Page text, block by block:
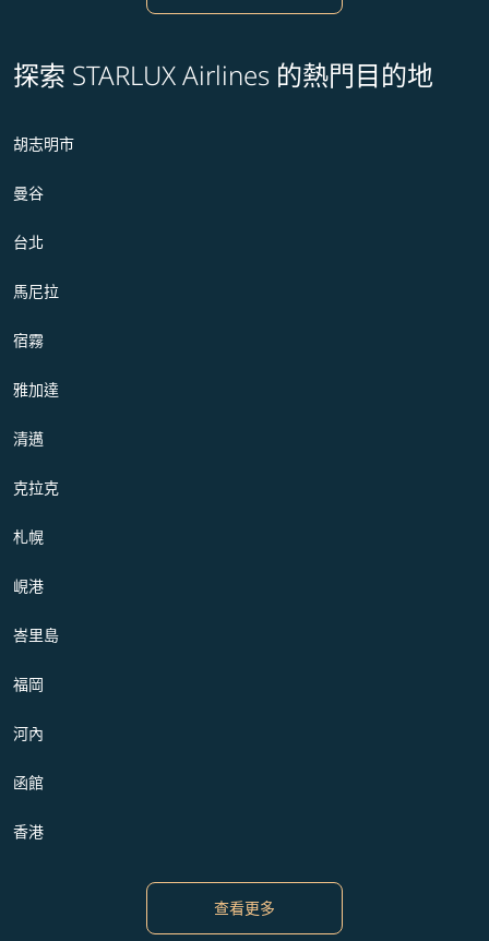
探索 STARLUX Airlines 的熱門目的地
胡志明市
曼谷
台北
馬尼拉
宿霧
雅加達
清邁
克拉克
札幌
峴港
峇里島
福岡
河內
函館
香港
查看更多